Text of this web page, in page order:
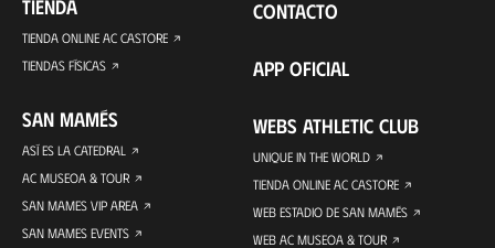
TIENDA
TIENDA ONLINE AC CASTORE
TIENDAS FÍSICAS
SAN MAMÉS
ASÍ ES LA CATEDRAL
AC MUSEOA & TOUR
SAN MAMES VIP AREA
SAN MAMES EVENTS
CONTACTO
APP OFICIAL
WEBS ATHLETIC CLUB
UNIQUE IN THE WORLD
TIENDA ONLINE AC CASTORE
WEB ESTADIO DE SAN MAMÉS
WEB AC MUSEOA & TOUR